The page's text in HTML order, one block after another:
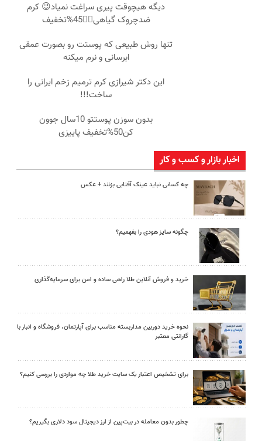
دیگه هیچوقت پیری سراغت نمیاد😉 کرم
ضدچروک گیاهی👈🏻45%تخفیف
تنها روش طبیعی که پوستت رو بصورت عمقی
ابرسانی و نرم میکنه
این دکتر شیرازی کرم ترمیم زخم ایرانی را
ساخت!!!
بدون سوزن پوستتو 10سال جوون
کن50%تخفیف پاییزی
اخبار بازار و کسب و کار
چه کسانی نباید عینک آفتابی بزنند + عکس
چگونه سایز هودی را بفهمیم؟
خرید و فروش آنلاین طلا راهی ساده و امن برای سرمایه‌گذاری
نحوه خرید دوربین مداربسته مناسب برای آپارتمان، فروشگاه و انبار با
گارانتی معتبر
برای تشخیص اعتبار یک سایت خرید طلا چه مواردی را بررسی کنیم؟
چطور بدون معامله در بیت‌پین از ارز دیجیتال سود دلاری بگیریم؟